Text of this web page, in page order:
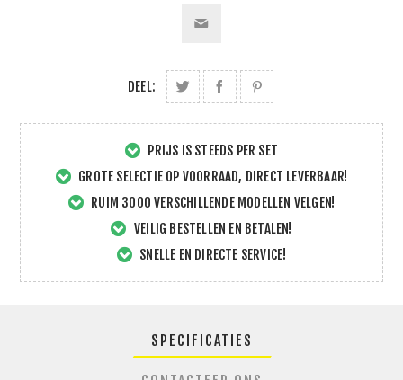
DEEL:
PRIJS IS STEEDS PER SET
GROTE SELECTIE OP VOORRAAD, DIRECT LEVERBAAR!
RUIM 3000 VERSCHILLENDE MODELLEN VELGEN!
VEILIG BESTELLEN EN BETALEN!
SNELLE EN DIRECTE SERVICE!
SPECIFICATIES